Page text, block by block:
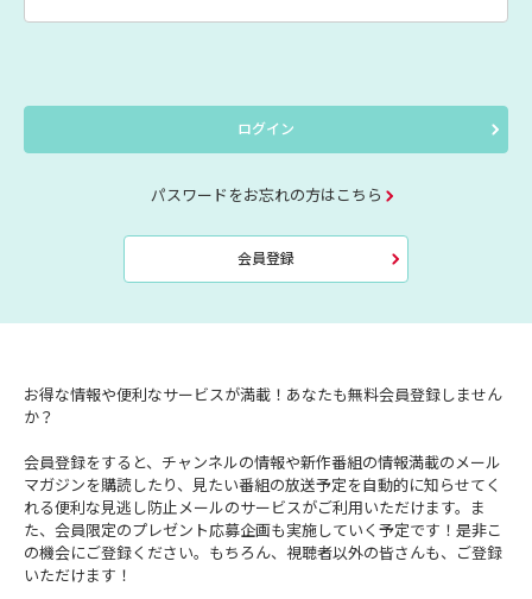
ログイン
パスワードをお忘れの方はこちら
会員登録
お得な情報や便利なサービスが満載！あなたも無料会員登録しません
か？
会員登録をすると、チャンネルの情報や新作番組の情報満載のメール
マガジンを購読したり、見たい番組の放送予定を自動的に知らせてく
れる便利な見逃し防止メールのサービスがご利用いただけます。ま
た、会員限定のプレゼント応募企画も実施していく予定です！是非こ
の機会にご登録ください。もちろん、視聴者以外の皆さんも、ご登録
いただけます！